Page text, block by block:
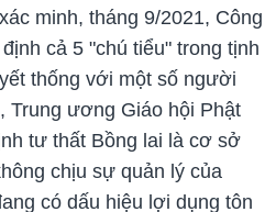
minh, tháng 9/2021, Công
cả 5 "chú tiểu" trong tịnh
thống với một số người
Trung ương Giáo hội Phật
tư thất Bồng lai là cơ sở
chịu sự quản lý của
có dấu hiệu lợi dụng tôn